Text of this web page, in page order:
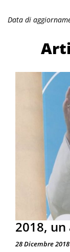
Data di
2018,
28 Dicembre 2018